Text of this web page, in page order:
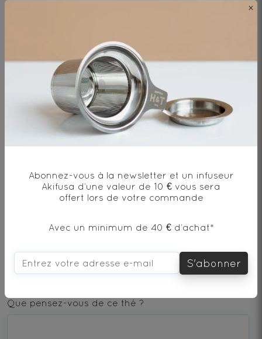
* produit issu de l'agriculture biologique
Envie de changement?
vous aimerez aussi...
AJOUTER UN COMMENTAIRE
star
—
stars
—
starsstarsstars
Que pensez-vous de ce thé ?
×
Abonnez-vous à la newsletter et un infuseur
Akifusa d’une valeur de 10 € vous sera
offert lors de votre commande
Avec un minimum de 40 € d’achat*
S'abonner